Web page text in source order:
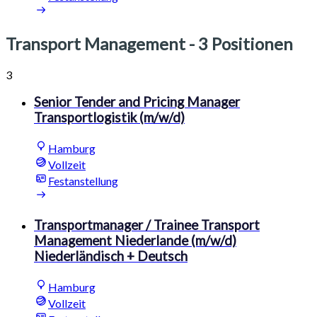
Transport Management - 3 Positionen
3
Senior Tender and Pricing Manager
Transportlogistik (m/w/d)
Hamburg
Vollzeit
Festanstellung
Transportmanager / Trainee Transport
Management Niederlande (m/w/d)
Niederländisch + Deutsch
Hamburg
Vollzeit